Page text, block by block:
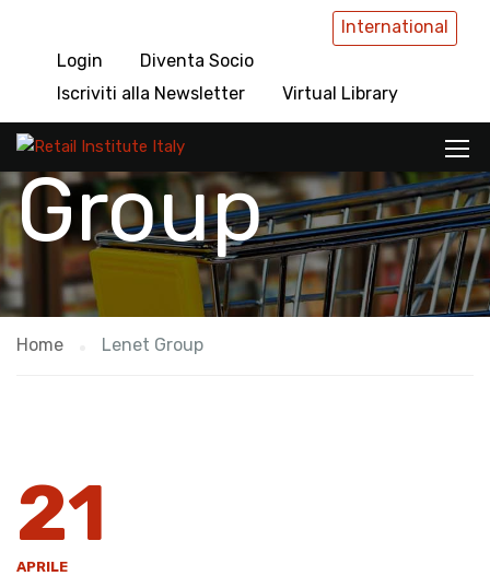
International
Login
Diventa Socio
Iscriviti alla Newsletter
Virtual Library
Lenet
Group
Home Lenet Group
21
APRILE